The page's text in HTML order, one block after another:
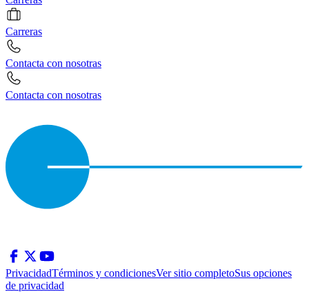
Carreras
Contacta con nosotras
Contacta con nosotras
PrivacidadTérminos y condicionesVer sitio completoSus opciones
de privacidad